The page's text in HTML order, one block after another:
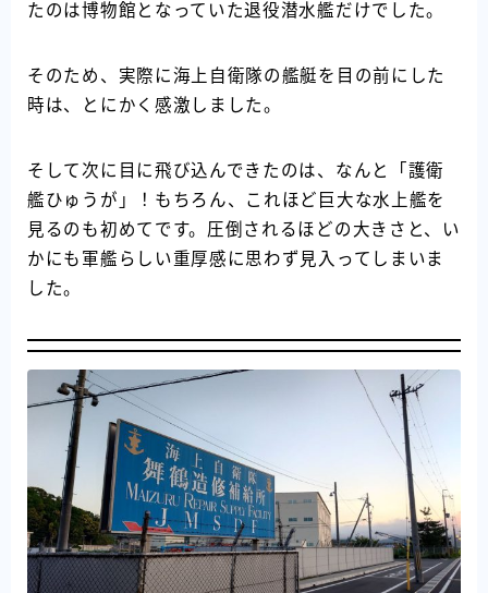
たのは博物館となっていた退役潜水艦だけでした。
そのため、実際に海上自衛隊の艦艇を目の前にした
時は、とにかく感激しました。
そして次に目に飛び込んできたのは、なんと「護衛
艦ひゅうが」！もちろん、これほど巨大な水上艦を
見るのも初めてです。圧倒されるほどの大きさと、い
かにも軍艦らしい重厚感に思わず見入ってしまいま
した。